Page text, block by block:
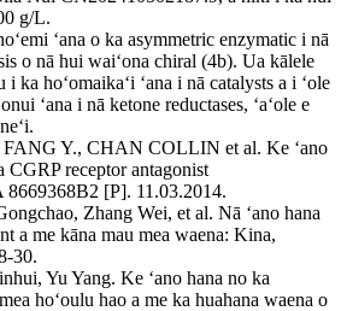
g/L.
ʻana o ka asymmetric enzymatic i nā
o nā hui waiʻona chiral (4b). Ua kālele
i ka hoʻomaikaʻi ʻana i nā catalysts a i ʻole
ʻana i nā ketone reductases, ʻaʻole e
Y., CHAN COLLIN et al. Ke ʻano
CGRP receptor antagonist
[P]. 11.03.2014.
Zhang Wei, et al. Nā ʻano hana
a me kāna mau mea waena: Kina,
30.
Yu Yang. Ke ʻano hana no ka
hoʻoulu hao a me ka huahana waena o